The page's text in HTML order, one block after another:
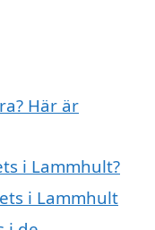
Här är
i Lammhult?
i Lammhult